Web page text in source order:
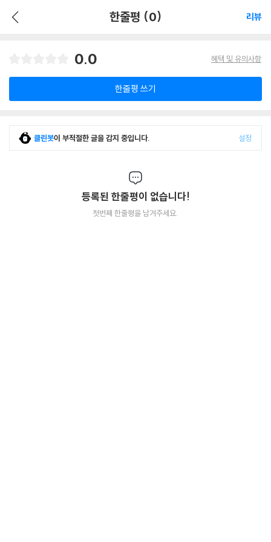
한줄평 (0) 리뷰
0.0 혜택 및 유의사항
한줄평 쓰기
클린봇이 부적절한 글을 감지 중입니다. 설정
등록된 한줄평이 없습니다!
첫번째 한줄평을 남겨주세요.